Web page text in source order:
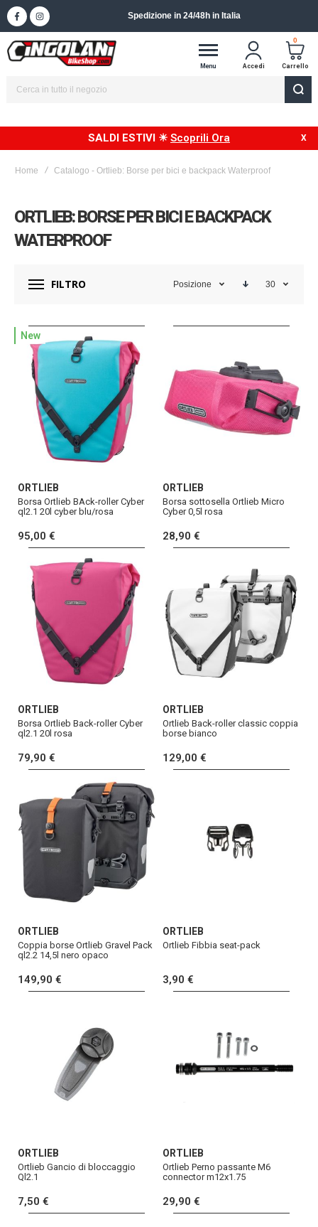
Spedizione in 24/48h in Italia
Menu Accedi
0
Carrello
SALDI ESTIVI ☀ Scoprili Ora
Home Catalogo - Ortlieb: Borse per bici e backpack Waterproof
ORTLIEB: BORSE PER BICI E BACKPACK
WATERPROOF
FILTRO Posizione 30
New
ORTLIEB
Borsa Ortlieb BAck-roller Cyber
ql2.1 20l cyber blu/rosa
95,00 €
ORTLIEB
Borsa sottosella Ortlieb Micro
Cyber 0,5l rosa
28,90 €
ORTLIEB
Borsa Ortlieb Back-roller Cyber
ql2.1 20l rosa
79,90 €
ORTLIEB
Ortlieb Back-roller classic coppia
borse bianco
129,00 €
ORTLIEB
Coppia borse Ortlieb Gravel Pack
ql2.2 14,5l nero opaco
149,90 €
ORTLIEB
Ortlieb Fibbia seat-pack
3,90 €
ORTLIEB
Ortlieb Gancio di bloccaggio
Ql2.1
7,50 €
ORTLIEB
Ortlieb Perno passante M6
connector m12x1.75
29,90 €